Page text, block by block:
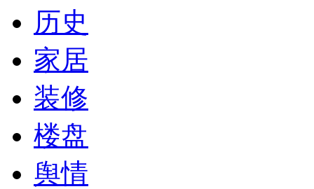
历史
家居
装修
楼盘
舆情